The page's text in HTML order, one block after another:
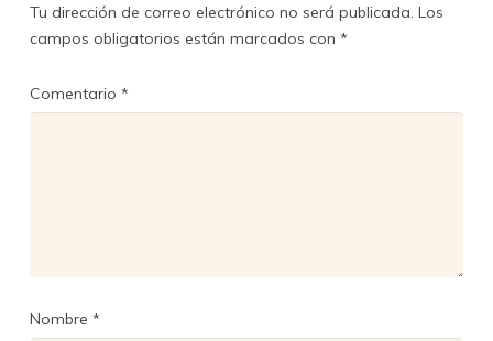
Tu dirección de correo electrónico no será publicada. Los
campos obligatorios están marcados con *
Comentario *
Nombre *